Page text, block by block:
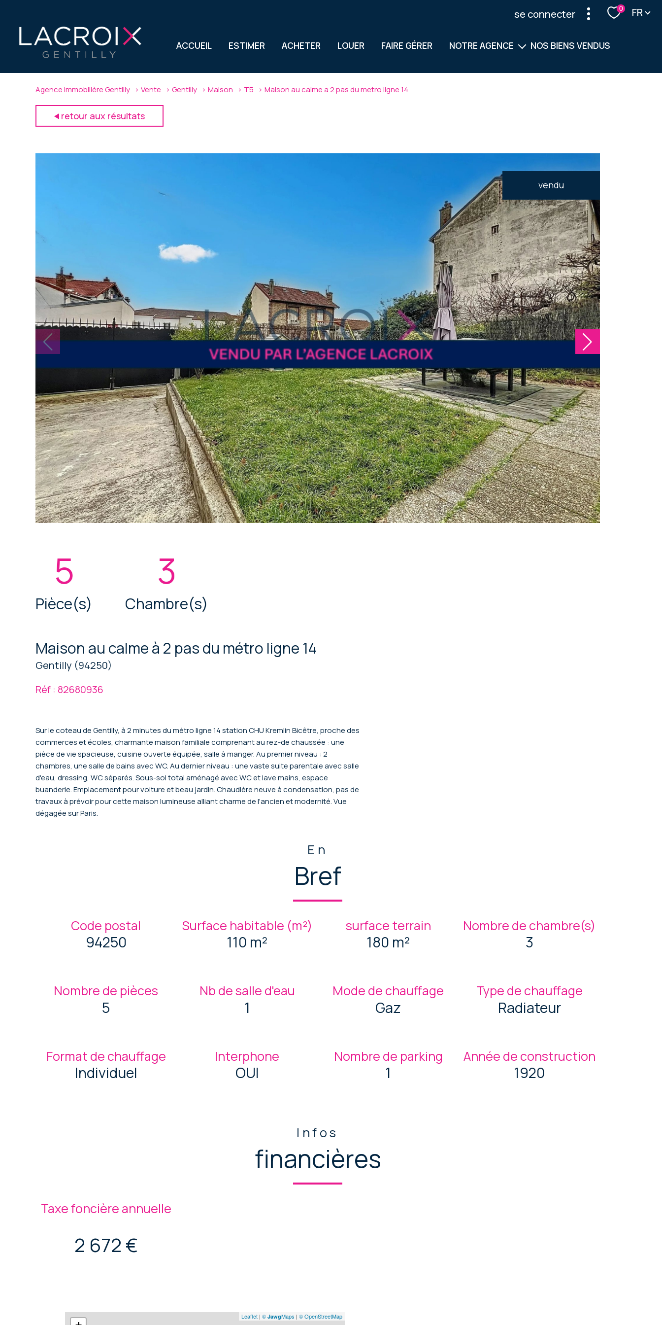
se connecter 0 Langue
FR
ACCUEIL ESTIMER ACHETER LOUER FAIRE GÉRER NOTRE AGENCE
Notre équipe
NOS BIENS VENDUS
Agence immobilière Gentilly Vente Gentilly Maison T5 Maison au calme a 2 pas du metro ligne 14
retour aux résultats
vendu
5
Pièce(s)
3
Chambre(s)
Maison au calme à 2 pas du métro ligne 14
Gentilly (94250)
Réf : 82680936
Sur le coteau de Gentilly, à 2 minutes du métro ligne 14 station CHU Kremlin Bicêtre, proche des
commerces et écoles, charmante maison familiale comprenant au rez-de chaussée : une
pièce de vie spacieuse, cuisine ouverte équipée, salle à manger. Au premier niveau : 2
chambres, une salle de bains avec WC. Au dernier niveau : une vaste suite parentale avec salle
d'eau, dressing, WC séparés. Sous-sol total aménagé avec WC et lave mains, espace
buanderie. Emplacement pour voiture et beau jardin. Chaudière neuve à condensation, pas de
travaux à prévoir pour cette maison lumineuse alliant charme de l'ancien et modernité. Vue
dégagée sur Paris.
En
Bref
Code postal
94250
Surface habitable (m²)
110 m²
surface terrain
180 m²
Nombre de chambre(s)
3
Nombre de pièces
5
Nb de salle d'eau
1
Mode de chauffage
Gaz
Type de chauffage
Radiateur
Format de chauffage
Individuel
Interphone
OUI
Nombre de parking
1
Année de construction
1920
Infos
financières
Taxe foncière annuelle
2 672 €
Leaflet| © JawgMaps | © OpenStreetMap